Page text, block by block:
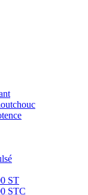
ST
STC